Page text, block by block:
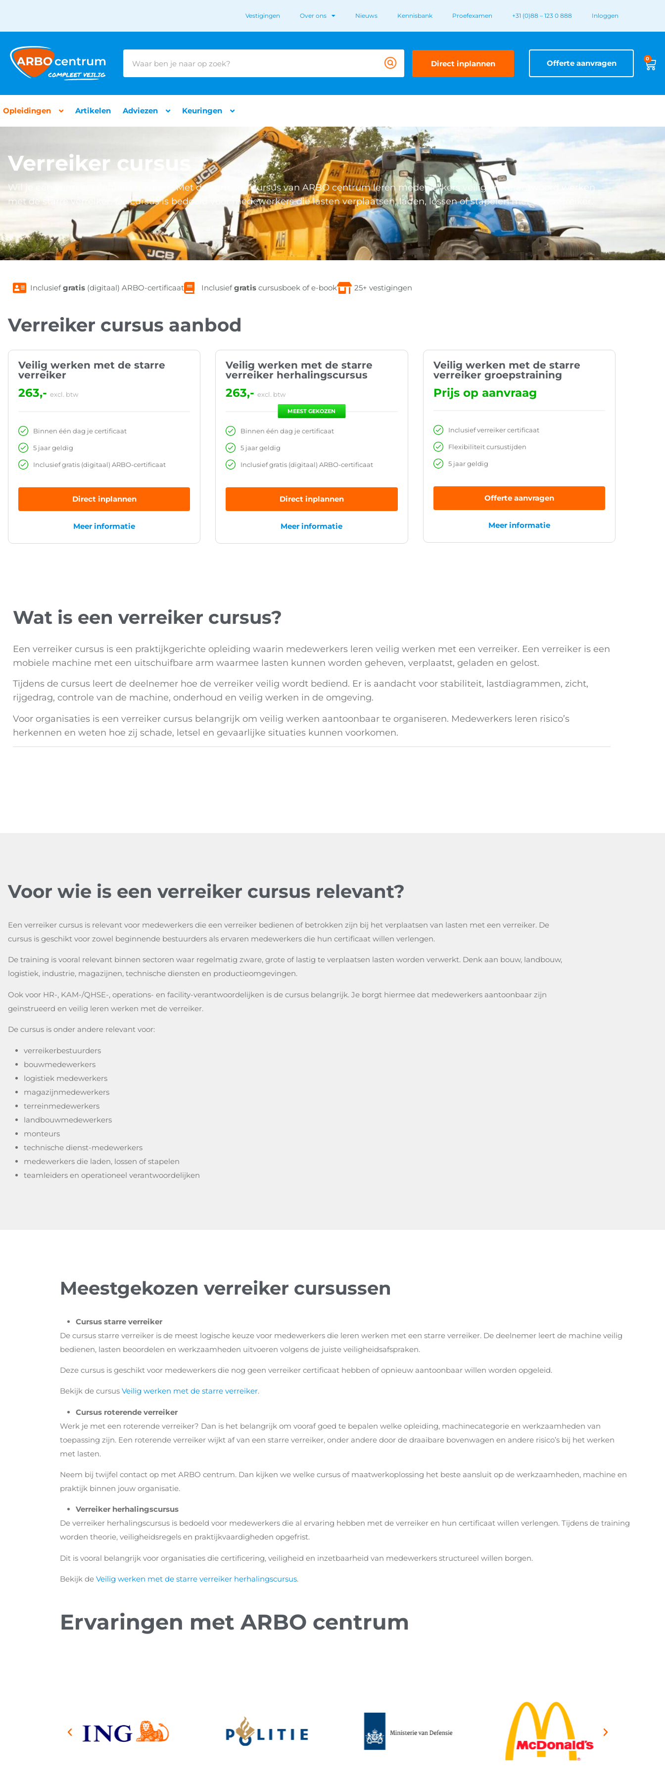
Vestigingen Over ons Nieuws Kennisbank Proefexamen +31 (0)88 – 123 0 888 Inloggen
Direct inplannen Offerte aanvragen 0
Opleidingen Artikelen Adviezen Keuringen
Verreiker cursus
Wil je een verreiker certificaat halen? Met de verreiker cursus van ARBO centrum leren medewerkers veilig en verantwoord werken
met de starre verreiker. De cursus is bedoeld voor medewerkers die lasten verplaatsen, laden, lossen of stapelen met een verreiker.
Inclusiefgratis (digitaal) ARBO-certificaat Inclusiefgratis cursusboek of e-book 25+ vestigingen
Verreiker cursus aanbod
Veilig werken met de starre
verreiker
263,- excl. btw
Binnen één dag je certificaat
5 jaar geldig
Inclusief gratis (digitaal) ARBO-certificaat
Direct inplannen
Meer informatie
Veilig werken met de starre
verreiker herhalingscursus
263,- excl. btw
MEEST GEKOZEN
Binnen één dag je certificaat
5 jaar geldig
Inclusief gratis (digitaal) ARBO-certificaat
Direct inplannen
Meer informatie
Veilig werken met de starre
verreiker groepstraining
Prijs op aanvraag
Inclusief verreiker certificaat
Flexibiliteit cursustijden
5 jaar geldig
Offerte aanvragen
Meer informatie
Wat is een verreiker cursus?
Een verreiker cursus is een praktijkgerichte opleiding waarin medewerkers leren veilig werken met een verreiker. Een verreiker is een
mobiele machine met een uitschuifbare arm waarmee lasten kunnen worden geheven, verplaatst, geladen en gelost.
Tijdens de cursus leert de deelnemer hoe de verreiker veilig wordt bediend. Er is aandacht voor stabiliteit, lastdiagrammen, zicht,
rijgedrag, controle van de machine, onderhoud en veilig werken in de omgeving.
Voor organisaties is een verreiker cursus belangrijk om veilig werken aantoonbaar te organiseren. Medewerkers leren risico’s
herkennen en weten hoe zij schade, letsel en gevaarlijke situaties kunnen voorkomen.
Voor wie is een verreiker cursus relevant?
Een verreiker cursus is relevant voor medewerkers die een verreiker bedienen of betrokken zijn bij het verplaatsen van lasten met een verreiker. De
cursus is geschikt voor zowel beginnende bestuurders als ervaren medewerkers die hun certificaat willen verlengen.
De training is vooral relevant binnen sectoren waar regelmatig zware, grote of lastig te verplaatsen lasten worden verwerkt. Denk aan bouw, landbouw,
logistiek, industrie, magazijnen, technische diensten en productieomgevingen.
Ook voor HR-, KAM-/QHSE-, operations- en facility-verantwoordelijken is de cursus belangrijk. Je borgt hiermee dat medewerkers aantoonbaar zijn
geïnstrueerd en veilig leren werken met de verreiker.
De cursus is onder andere relevant voor:
verreikerbestuurders
bouwmedewerkers
logistiek medewerkers
magazijnmedewerkers
terreinmedewerkers
landbouwmedewerkers
monteurs
technische dienst-medewerkers
medewerkers die laden, lossen of stapelen
teamleiders en operationeel verantwoordelijken
Meestgekozen verreiker cursussen
Cursus starre verreiker
De cursus starre verreiker is de meest logische keuze voor medewerkers die leren werken met een starre verreiker. De deelnemer leert de machine veilig
bedienen, lasten beoordelen en werkzaamheden uitvoeren volgens de juiste veiligheidsafspraken.
Deze cursus is geschikt voor medewerkers die nog geen verreiker certificaat hebben of opnieuw aantoonbaar willen worden opgeleid.
Bekijk de cursus Veilig werken met de starre verreiker.
Cursus roterende verreiker
Werk je met een roterende verreiker? Dan is het belangrijk om vooraf goed te bepalen welke opleiding, machinecategorie en werkzaamheden van
toepassing zijn. Een roterende verreiker wijkt af van een starre verreiker, onder andere door de draaibare bovenwagen en andere risico’s bij het werken
met lasten.
Neem bij twijfel contact op met ARBO centrum. Dan kijken we welke cursus of maatwerkoplossing het beste aansluit op de werkzaamheden, machine en
praktijk binnen jouw organisatie.
Verreiker herhalingscursus
De verreiker herhalingscursus is bedoeld voor medewerkers die al ervaring hebben met de verreiker en hun certificaat willen verlengen. Tijdens de training
worden theorie, veiligheidsregels en praktijkvaardigheden opgefrist.
Dit is vooral belangrijk voor organisaties die certificering, veiligheid en inzetbaarheid van medewerkers structureel willen borgen.
Bekijk de Veilig werken met de starre verreiker herhalingscursus.
Ervaringen met ARBO centrum